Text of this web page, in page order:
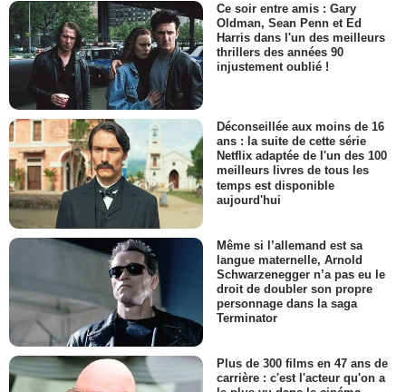
Ce soir entre amis : Gary
Oldman, Sean Penn et Ed
Harris dans l'un des meilleurs
thrillers des années 90
injustement oublié !
Déconseillée aux moins de 16
ans : la suite de cette série
Netflix adaptée de l'un des 100
meilleurs livres de tous les
temps est disponible
aujourd'hui
Même si l’allemand est sa
langue maternelle, Arnold
Schwarzenegger n’a pas eu le
droit de doubler son propre
personnage dans la saga
Terminator
Plus de 300 films en 47 ans de
carrière : c'est l'acteur qu'on a